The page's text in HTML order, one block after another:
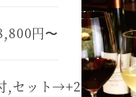
円〜
,セット→+2,750)